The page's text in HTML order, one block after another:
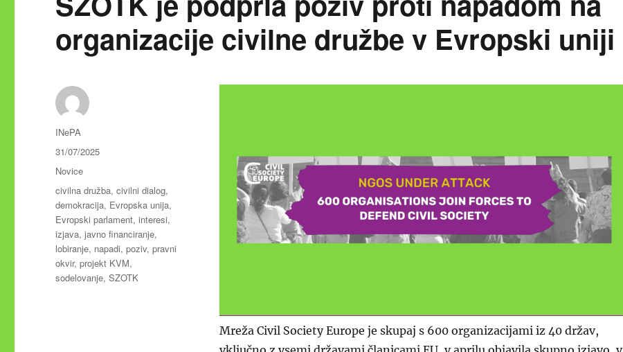
organizacije civilne družbe v Evropski uniji
Mreža Civil Society Europe je skupaj s 600 organizacijami iz 40 držav,
Avtor
INePA
Objavljeno
dne
31/07/2025
Kategorije
Novice
Oznake
civilna družba,civilni dialog,
demokracija, Evropska unija,
Evropski parlament,interesi,
izjava,javno financiranje,
lobiranje, napadi,poziv,pravni
okvir,projekt KVM,
sodelovanje,SZOTK